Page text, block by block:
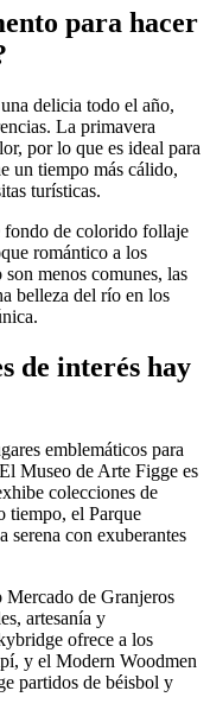
para hacer
delicia todo el año,
La primavera
por lo que es ideal para
un tiempo más cálido,
turísticas.
fondo de colorido follaje
romántico a los
menos comunes, las
belleza del río en los
de interés hay
emblemáticos para
Museo de Arte Figge es
colecciones de
tiempo, el Parque
serena con exuberantes
Mercado de Granjeros
artesanía y
ofrece a los
y el Modern Woodmen
partidos de béisbol y